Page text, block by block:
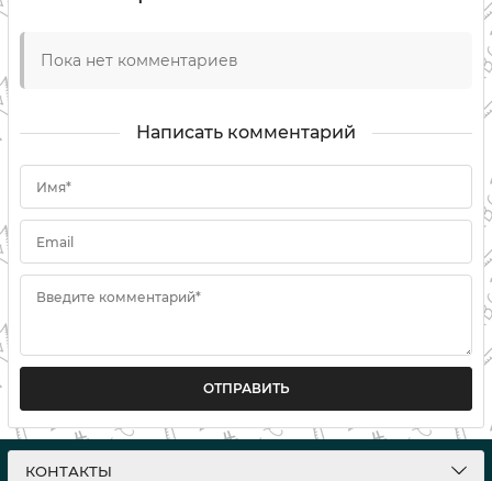
Пока нет комментариев
Написать комментарий
Имя*
Email
Введите комментарий*
ОТПРАВИТЬ
КОНТАКТЫ